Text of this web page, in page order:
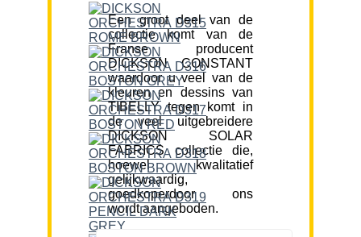
Een groot deel van de
collectie komt van de
Franse producent
DICKSON CONSTANT
waardoor u veel van de
kleuren en dessins van
TIBELLY tegen komt in
de veel uitgebreidere
DICKSON SOLAR
FABRICS collectie die,
hoewel kwalitatief
gelijkwaardig,
goedkoperdoor ons
wordt aangeboden.